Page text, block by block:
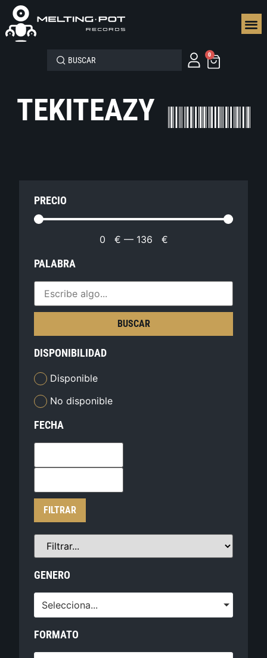
0
TEKITEAZY
PRECIO
0 € — 136 €
PALABRA
BUSCAR
DISPONIBILIDAD
Disponible
No disponible
FECHA
FILTRAR
GENERO
Selecciona...
FORMATO